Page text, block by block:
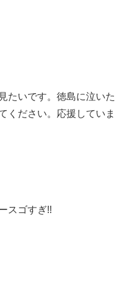
たいです。徳島に泣いた
ください。応援していま
スゴすぎ!!